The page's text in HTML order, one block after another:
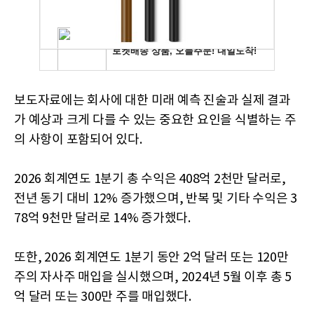
보도자료에는 회사에 대한 미래 예측 진술과 실제 결과
가 예상과 크게 다를 수 있는 중요한 요인을 식별하는 주
의 사항이 포함되어 있다.
2026 회계연도 1분기 총 수익은 408억 2천만 달러로,
전년 동기 대비 12% 증가했으며, 반복 및 기타 수익은 3
78억 9천만 달러로 14% 증가했다.
또한, 2026 회계연도 1분기 동안 2억 달러 또는 120만
주의 자사주 매입을 실시했으며, 2024년 5월 이후 총 5
억 달러 또는 300만 주를 매입했다.